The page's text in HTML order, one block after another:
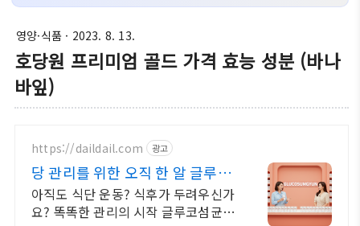
영양·식품 · 2023. 8. 13.
호당원 프리미엄 골드 가격 효능 성분 (바나
바잎)
https://daildail.com 광고
당 관리를 위한 오직 한 알 글루코
섬균
아직도 식단 운동? 식후가 두려우신가
요? 똑똑한 관리의 시작 글루코섬균